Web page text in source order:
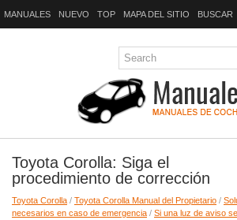
MANUALES NUEVO TOP MAPA DEL SITIO BUSCAR
Toyota Corolla: Siga el
procedimiento de corrección
Toyota Corolla / Toyota Corolla Manual del Propietario /
necesarios en caso de emergencia / Si una luz de aviso